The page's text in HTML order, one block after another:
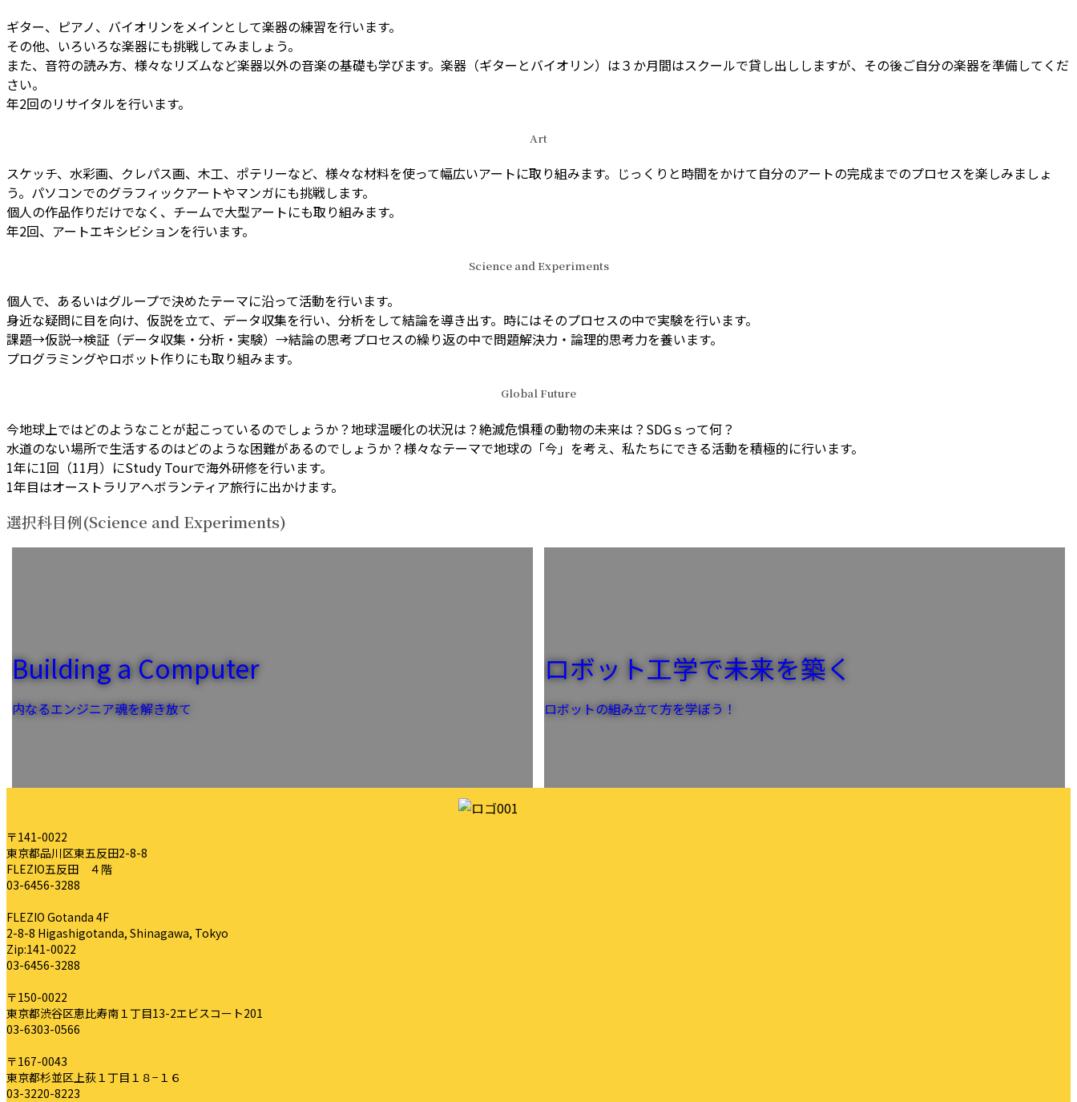
ギター、ピアノ、バイオリンをメインとして楽器の練習を行います。
その他、いろいろな楽器にも挑戦してみましょう。
また、音符の読み方、様々なリズムなど楽器以外の音楽の基礎も学びます。楽器（ギターとバイオリン）は３か月間はスクールで貸し出ししますが、その後ご自分の楽器を準備してくだ
さい。
年2回のリサイタルを行います。
Art
スケッチ、水彩画、クレパス画、木工、ポテリーなど、様々な材料を使って幅広いアートに取り組みます。じっくりと時間をかけて自分のアートの完成までのプロセスを楽しみましょ
う。パソコンでのグラフィックアートやマンガにも挑戦します。
個人の作品作りだけでなく、チームで大型アートにも取り組みます。
年2回、アートエキシビションを行います。
Science and Experiments
個人で、あるいはグループで決めたテーマに沿って活動を行います。
身近な疑問に目を向け、仮説を立て、データ収集を行い、分析をして結論を導き出す。時にはそのプロセスの中で実験を行います。
課題→仮説→検証（データ収集・分析・実験）→結論の思考プロセスの繰り返の中で問題解決力・論理的思考力を養います。
プログラミングやロボット作りにも取り組みます。
Global Future
今地球上ではどのようなことが起こっているのでしょうか？地球温暖化の状況は？絶滅危惧種の動物の未来は？SDGｓって何？
水道のない場所で生活するのはどのような困難があるのでしょうか？様々なテーマで地球の「今」を考え、私たちにできる活動を積極的に行います。
1年に1回（11月）にStudy Tourで海外研修を行います。
1年目はオーストラリアへボランティア旅行に出かけます。
選択科目例(Science and Experiments)
Building a Computer
内なるエンジニア魂を解き放て
ロボット工学で未来を築く
ロボットの組み立て方を学ぼう！
〒141-0022
東京都品川区東五反田2-8-8
FLEZIO五反田 ４階
03-6456-3288
FLEZIO Gotanda 4F
2-8-8 Higashigotanda, Shinagawa, Tokyo
Zip:141-0022
03-6456-3288
〒150-0022
東京都渋谷区恵比寿南１丁目13-2エビスコート201
03-6303-0566
〒167-0043
東京都杉並区上荻１丁目１８−１６
03-3220-8223